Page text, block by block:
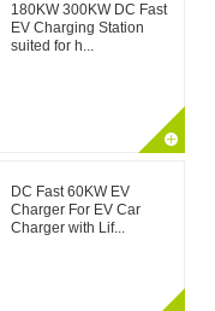
180KW 300KW DC Fast
EV Charging Station
suited for h...
DC Fast 60KW EV
Charger For EV Car
Charger with Lif...